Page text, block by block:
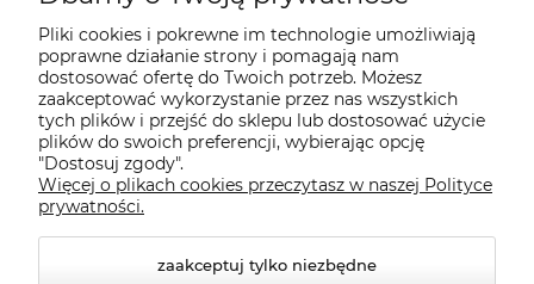
Radom, Rybnik, Opole, Poznań, Gdańsk, Olsztyn, Płock, Tarnów, Rzeszów, Mielec,
Tarnowskie Góry, województwa: wielkopolskie, pomorskie, lubuskie, śląskie, łódzkie,
małopolskie, świętokrzyskie, mazowieckie, opolskie, dolnośląskie, podkarpackie,
lubelskie, kujawsko pomorskie, podlaskie, warmińsko mazurskie.
Pliki cookies i pokrewne im technologie umożliwiają
poprawne działanie strony i pomagają nam
dostosować ofertę do Twoich potrzeb. Możesz
zaakceptować wykorzystanie przez nas wszystkich
tych plików i przejść do sklepu lub dostosować użycie
plików do swoich preferencji, wybierając opcję
"Dostosuj zgody".
Więcej o plikach cookies przeczytasz w naszej Polityce
prywatności.
zaakceptuj tylko niezbędne